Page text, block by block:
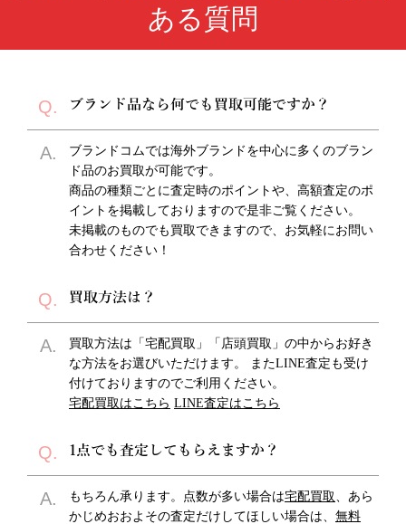
ある質問
Q. ブランド品なら何でも買取可能ですか？
A.
ブランドコムでは海外ブランドを中心に多くのブラン
ド品のお買取が可能です。
商品の種類ごとに査定時のポイントや、高額査定のポ
イントを掲載しておりますので是非ご覧ください。
未掲載のものでも買取できますので、お気軽にお問い
合わせください！
Q. 買取方法は？
A.
買取方法は「宅配買取」「店頭買取」の中からお好き
な方法をお選びいただけます。 またLINE査定も受け
付けておりますのでご利用ください。
宅配買取はこちら LINE査定はこちら
Q. 1点でも査定してもらえますか？
A. もちろん承ります。点数が多い場合は宅配買取 、あら
かじめおおよその査定だけしてほしい場合は、 無料